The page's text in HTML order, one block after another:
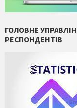
ГОЛОВНЕ
РЕСПОНДЕНТІВ